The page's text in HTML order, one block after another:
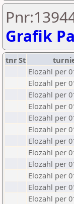
Grafik
tnrSt
Elozahl per
Elozahl per
Elozahl per
Elozahl per
Elozahl per
Elozahl per
Elozahl per
Elozahl per
Elozahl per
Elozahl per
Elozahl per
Elozahl per